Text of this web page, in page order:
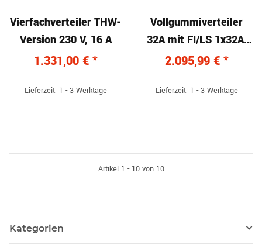
Vierfachverteiler THW-
Version 230 V, 16 A
1.331,00 € *
Lieferzeit: 1 - 3 Werktage
Vollgummiverteiler
32A mit FI/LS 1x32A,
2x16A, 6xSchuko -
6150T00134, 360 x 340
2.095,99 € *
Lieferzeit: 1 - 3 Werktage
Artikel 1 - 10 von 10
Kategorien